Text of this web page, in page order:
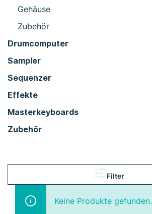
Gehäuse
Zubehör
Drumcomputer
Sampler
Sequenzer
Effekte
Masterkeyboards
Zubehör
Filter
Keine Produkte gefunden.